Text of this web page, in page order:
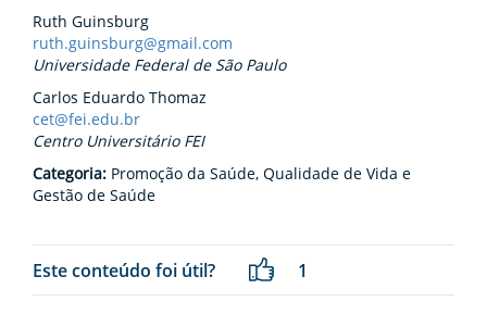
Ruth Guinsburg
ruth.guinsburg@gmail.com
Universidade Federal de São Paulo
Carlos Eduardo Thomaz
cet@fei.edu.br
Centro Universitário FEI
Categoria: Promoção da Saúde, Qualidade de Vida e
Gestão de Saúde
Este conteúdo foi útil? 1